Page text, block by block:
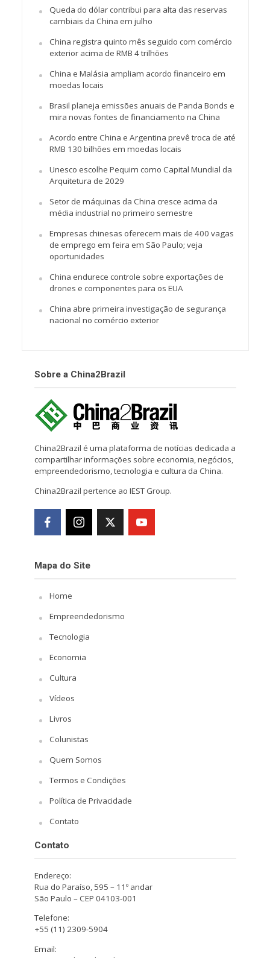
Queda do dólar contribui para alta das reservas
cambiais da China em julho
China registra quinto mês seguido com comércio
exterior acima de RMB 4 trilhões
China e Malásia ampliam acordo financeiro em
moedas locais
Brasil planeja emissões anuais de Panda Bonds e
mira novas fontes de financiamento na China
Acordo entre China e Argentina prevê troca de até
RMB 130 bilhões em moedas locais
Unesco escolhe Pequim como Capital Mundial da
Arquitetura de 2029
Setor de máquinas da China cresce acima da
média industrial no primeiro semestre
Empresas chinesas oferecem mais de 400 vagas
de emprego em feira em São Paulo; veja
oportunidades
China endurece controle sobre exportações de
drones e componentes para os EUA
China abre primeira investigação de segurança
nacional no comércio exterior
Sobre a China2Brazil
China2Brazil é uma plataforma de notícias dedicada a
compartilhar informações sobre economia, negócios,
empreendedorismo, tecnologia e cultura da China.
China2Brazil pertence ao IEST Group.
Mapa do Site
Home
Empreendedorismo
Tecnologia
Economia
Cultura
Vídeos
Livros
Colunistas
Quem Somos
Termos e Condições
Política de Privacidade
Contato
Contato
Endereço:
Rua do Paraíso, 595 – 11º andar
São Paulo – CEP 04103-001
Telefone:
+55 (11) 2309-5904
Email: